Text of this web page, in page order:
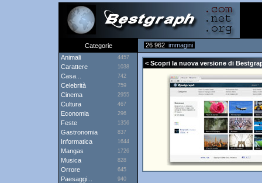
Categorie 26 962 immagini
Animali
4457
Carattere 1038
Casa... 742
Celebrità 759
Cinema 2955
Cultura 467
Economia 296
Feste 1356
Gastronomia 837
Informatica 1644
Mangas 1726
Musica 828
Orrore 645
Paesaggi... 940
< Scopri la nuova versione di